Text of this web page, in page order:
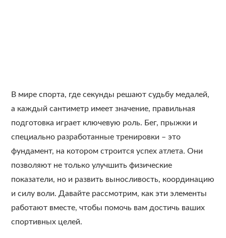
В мире спорта, где секунды решают судьбу медалей,
а каждый сантиметр имеет значение, правильная
подготовка играет ключевую роль. Бег, прыжки и
специально разработанные тренировки – это
фундамент, на котором строится успех атлета. Они
позволяют не только улучшить физические
показатели, но и развить выносливость, координацию
и силу воли. Давайте рассмотрим, как эти элементы
работают вместе, чтобы помочь вам достичь ваших
спортивных целей.